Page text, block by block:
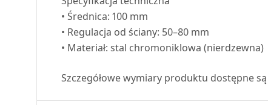
• Średnica: 100 mm
• Regulacja od ściany: 50–80 mm
• Materiał: stal chromoniklowa (nierdzewna)
Szczegółowe wymiary produktu dostępne